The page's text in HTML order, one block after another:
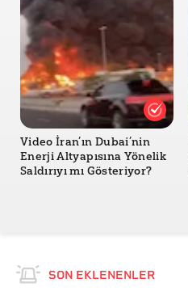
Video İran’ın Dubai’nin
Enerji Altyapısına Yönelik
Saldırıyı mı Gösteriyor?
SON EKLENENLER